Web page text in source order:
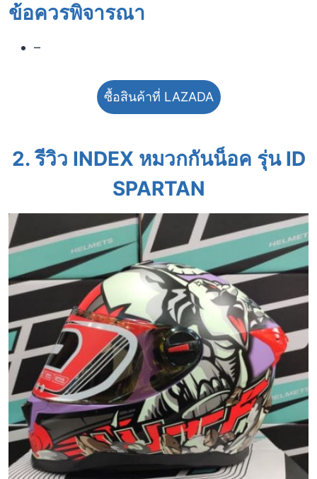
ข้อควรพิจารณา​
–
ซื้อสินค้าที่ LAZADA
2. รีวิว INDEX หมวกกันน็อค รุ่น ID
SPARTAN